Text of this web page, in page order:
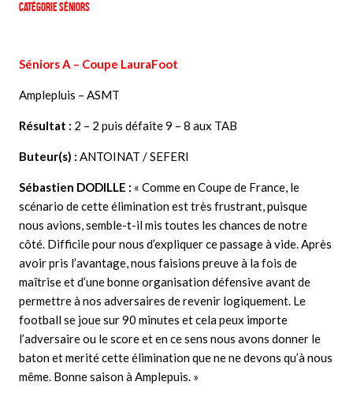
Catégorie Séniors
Séniors A – Coupe LauraFoot
Amplepluis – ASMT
Résultat : 2 – 2 puis défaite 9 – 8 aux TAB
Buteur(s) : ANTOINAT / SEFERI
Sébastien DODILLE : « Comme en Coupe de France, le
scénario de cette élimination est très frustrant, puisque
nous avions, semble-t-il mis toutes les chances de notre
côté. Difficile pour nous d’expliquer ce passage à vide. Après
avoir pris l’avantage, nous faisions preuve à la fois de
maîtrise et d’une bonne organisation défensive avant de
permettre à nos adversaires de revenir logiquement. Le
football se joue sur 90 minutes et cela peux importe
l’adversaire ou le score et en ce sens nous avons donner le
baton et merité cette élimination que ne ne devons qu’à nous
même. Bonne saison à Amplepuis. »